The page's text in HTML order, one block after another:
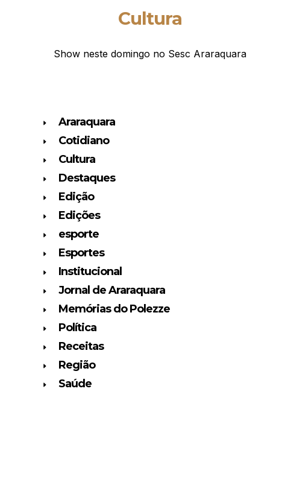
Cultura
Show neste domingo no Sesc Araraquara
Araraquara
Cotidiano
Cultura
Destaques
Edição
Edições
esporte
Esportes
Institucional
Jornal de Araraquara
Memórias do Polezze
Política
Receitas
Região
Saúde